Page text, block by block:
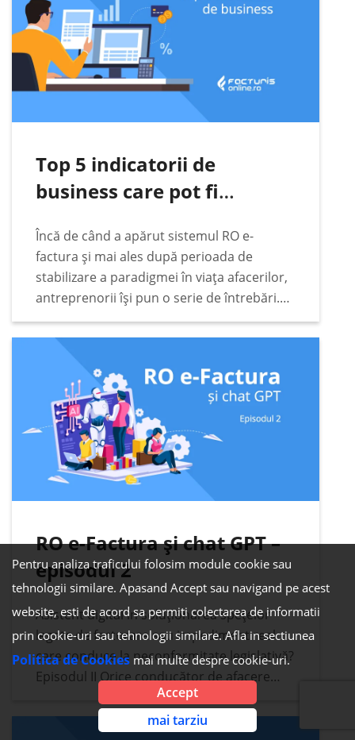
Top 5 indicatorii de
business care pot fi
datelor din RO e-Factura
Încă de când a apărut sistemul RO e-
factura și mai ales după perioada de
stabilizare a paradigmei în viața afacerilor,
antreprenorii își pun o serie de întrebări.
Unele dintre acestea sunt extrem de
pragmatice. Printre acestea se numără cele
legate…
RO e-Factura și chat GPT –
episodul 2
Asistent digital în soluționarea spețelor
legate de facturare sau impediment real
care conduce la neconformitate legislativă?
Episodul II Orice conducător de afacere
responsabil va căuta cele mai bune soluții
legate de conformitate fiscală, digitală și
Pentru analiza traficului folosim module cookie sau
tehnologii similare. Apasand Accept sau navigand pe acest
website, esti de acord sa permiti colectarea de informatii
prin cookie-uri sau tehnologii similare. Afla in sectiunea
Politica de Cookies mai multe despre cookie-uri.
Accept
mai tarziu